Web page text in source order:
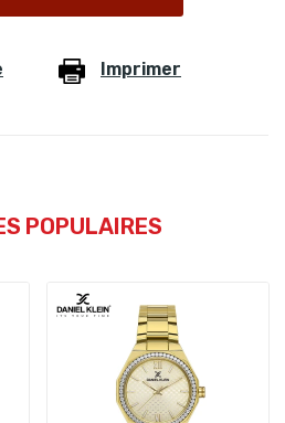
Imprimer
POPULAIRES